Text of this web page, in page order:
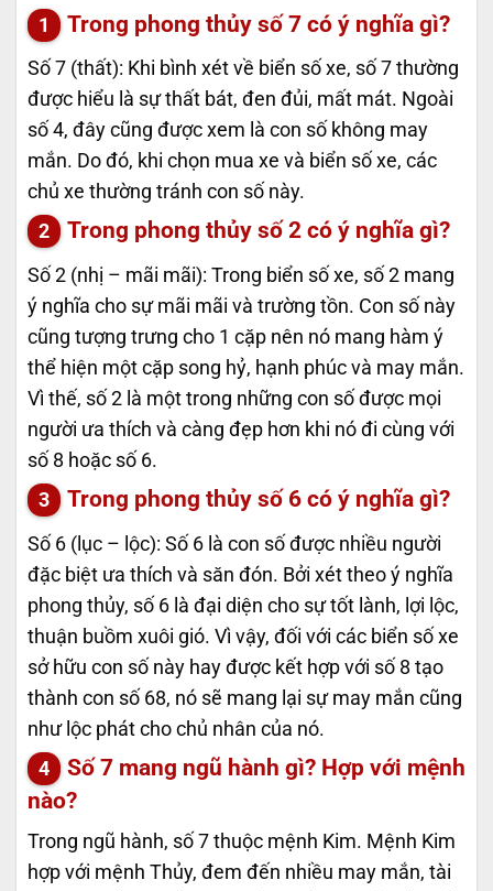
Trong phong thủy số 7 có ý nghĩa gì?
Số 7 (thất): Khi bình xét về biển số xe, số 7 thường
được hiểu là sự thất bát, đen đủi, mất mát. Ngoài
số 4, đây cũng được xem là con số không may
mắn. Do đó, khi chọn mua xe và biển số xe, các
chủ xe thường tránh con số này.
Trong phong thủy số 2 có ý nghĩa gì?
Số 2 (nhị – mãi mãi): Trong biển số xe, số 2 mang
ý nghĩa cho sự mãi mãi và trường tồn. Con số này
cũng tượng trưng cho 1 cặp nên nó mang hàm ý
thể hiện một cặp song hỷ, hạnh phúc và may mắn.
Vì thế, số 2 là một trong những con số được mọi
người ưa thích và càng đẹp hơn khi nó đi cùng với
số 8 hoặc số 6.
Trong phong thủy số 6 có ý nghĩa gì?
Số 6 (lục – lộc): Số 6 là con số được nhiều người
đặc biệt ưa thích và săn đón. Bởi xét theo ý nghĩa
phong thủy, số 6 là đại diện cho sự tốt lành, lợi lộc,
thuận buồm xuôi gió. Vì vậy, đối với các biển số xe
sở hữu con số này hay được kết hợp với số 8 tạo
thành con số 68, nó sẽ mang lại sự may mắn cũng
như lộc phát cho chủ nhân của nó.
Số 7 mang ngũ hành gì? Hợp với mệnh
nào?
Trong ngũ hành, số 7 thuộc mệnh Kim. Mệnh Kim
hợp với mệnh Thủy, đem đến nhiều may mắn, tài